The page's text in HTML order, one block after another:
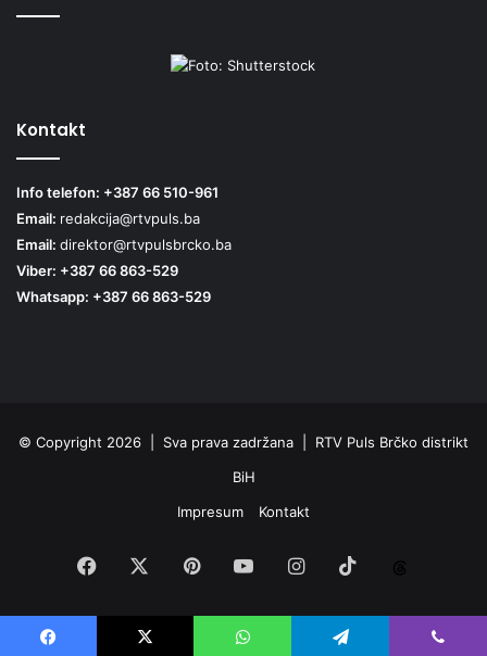
Kontakt
Info telefon: +387 66 510-961
Email: redakcija@rtvpuls.ba
Email: direktor@rtvpulsbrcko.ba
Viber: +387 66 863-529
Whatsapp: +387 66 863-529
© Copyright 2026 | Sva prava zadržana | RTV Puls Brčko distrikt
BiH
Impresum
Kontakt
Facebook PinterestYouTubeInstagram
TikTok